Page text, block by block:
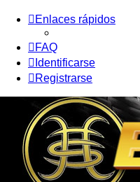
Enlaces rápidos
FAQ
Identificarse
Registrarse